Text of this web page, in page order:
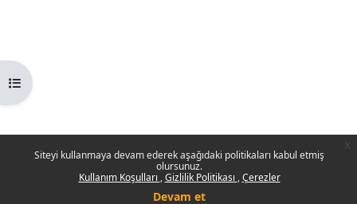
Siteyi kullanmaya devam ederek aşağıdaki politikaları kabul etmiş
olursunuz.
Kullanım Koşulları Gizlilik Politikası Çerezler
Devam et
Kurs dizinini aç